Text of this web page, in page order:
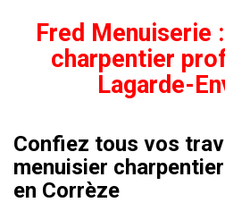
Fred Menuiserie
charpentier
Lagarde-
Confiez tous vos
menuisier
en Corrèze